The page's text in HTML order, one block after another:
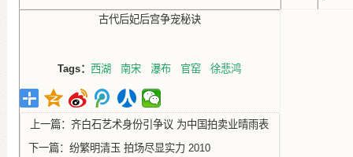
古代后妃后宫争宠秘诀
Tags：西湖 南宋 瀑布 官窑 徐悲鸿
上一篇：齐白石艺术身份引争议 为中国拍卖业晴雨表
下一篇： 纷繁明清玉 拍场尽显实力 2010